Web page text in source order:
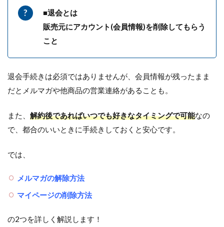
■退会とは
販売元にアカウント(会員情報)を削除してもらう
こと
退会手続きは必須ではありませんが、会員情報が残ったまま
だとメルマガや他商品の営業連絡があることも。
また、 解約後であればいつでも好きなタイミングで可能なの
で、都合のいいときに手続きしておくと安心です。
では、
メルマガの解除方法
マイページの削除方法
の2つを詳しく解説します！